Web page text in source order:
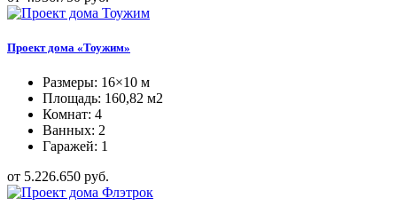
Проект дома «Тоужим»
Размеры: 16×10 м
Площадь: 160,82 м2
Комнат: 4
Ванных: 2
Гаражей: 1
от 5.226.650 руб.